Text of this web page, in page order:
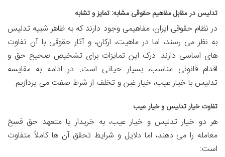
تدلیس در مقابل مفاهیم حقوقی مشابه: تمایز و تشابه
در نظام حقوقی ایران، مفاهیمی وجود دارند که به ظاهر شبیه تدلیس
به نظر می رسند، اما در ماهیت، ارکان، و آثار حقوقی با آن تفاوت
های اساسی دارند. درک این تمایزات برای تشخیص صحیح حق و
اقدام قانونی مناسب، بسیار حیاتی است. در ادامه به مقایسه
تدلیس با خیار عیب، خیار غبن و تخلف از شرط صفت می پردازیم.
تفاوت خیار تدلیس و خیار عیب
هر دو خیار تدلیس و خیار عیب، به خریدار یا متعهد حق فسخ
معامله را می دهند، اما دلایل و شرایط تحقق آن ها کاملاً متفاوت
است: